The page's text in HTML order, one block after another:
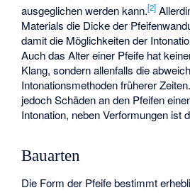
ausgeglichen werden kann.[2]
Materials die Dicke der
damit die Möglichkeiten der
Auch das Alter einer Pfeife hat
Klang, sondern allenfalls die
Intonationsmethoden früherer
jedoch Schäden an den Pfeifen
Intonation, neben Verformungen ist
Bauarten
Die Form der Pfeife bestimmt